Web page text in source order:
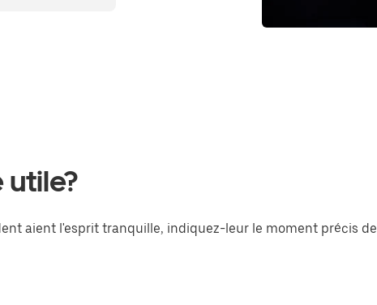
utile?
aient l'esprit tranquille, indiquez-leur le moment précis de